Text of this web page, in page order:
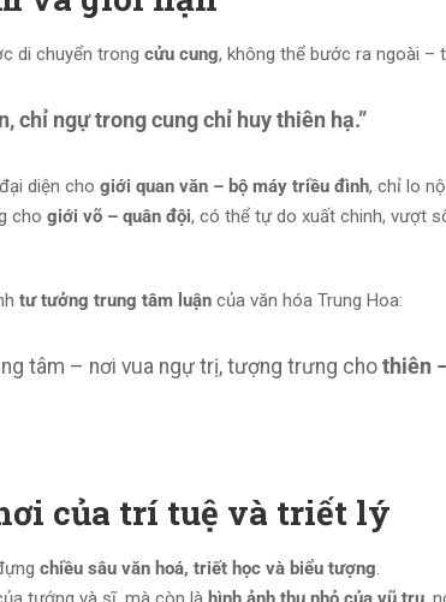
di chuyển trong cửu cung, không thể bước ra ngoài –
chỉ ngự trong cung chỉ huy thiên hạ.”
diện cho giới quan văn – bộ máy triều đình, chỉ lo
cho giới võ – quân đội, có thể tự do xuất chinh, vượt
tư tưởng trung tâm luận của văn hóa Trung Hoa:
tâm – nơi vua ngự trị, tượng trưng cho thiên
của trí tuệ và triết lý
chiều sâu văn hoá, triết học và biểu tượng.